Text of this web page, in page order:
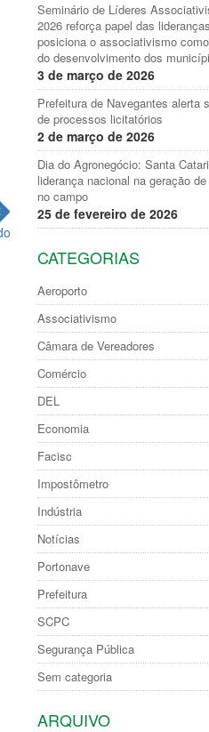
Seminário de Líderes
2026 reforça papel das
posiciona o associativismo
do desenvolvimento dos
3 de março de 2026
Prefeitura de Navegantes alerta
de processos licitatórios
2 de março de 2026
Dia do Agronegócio: Santa
liderança nacional na geração
no campo
25 de fevereiro de 2026
CATEGORIAS
Aeroporto
Associativismo
Câmara de Vereadores
Comércio
DEL
Economia
Facisc
Impostômetro
Indústria
Notícias
Portonave
Prefeitura
SCPC
Segurança Pública
Sem categoria
ARQUIVO